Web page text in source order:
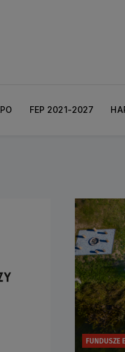
FEP 2021-2027
FUNDUSZE